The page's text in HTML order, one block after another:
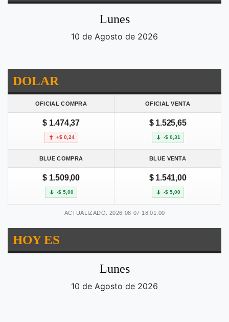
Lunes
10 de Agosto de 2026
DOLAR
OFICIAL COMPRA OFICIAL VENTA
$ 1.474,37
+$ 0,24
$ 1.525,65
-$ 0,31
BLUE COMPRA BLUE VENTA
$ 1.509,00
-$ 5,00
$ 1.541,00
-$ 5,00
ACTUALIZADO: 2026-08-07 18:01:00
HOY ES
Lunes
10 de Agosto de 2026